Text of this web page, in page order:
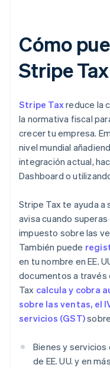
Cómo
Stripe Tax
Stripe Taxreduce la
la normativa fiscal
crecer tu empresa.
nivel mundial
integración actual,
Dashboard o
Stripe Tax te ayuda
avisa cuando
impuesto sobre las
También puede
en tu nombre en EE.
documentos a través
Tax calcula y cobra
sobre las ventas, el
servicios (GST)
Bienes y
de EE. UU. y en